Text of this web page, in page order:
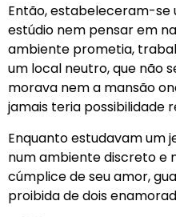
Então, estabeleceram-
estúdio nem pensar em
ambiente prometia,
um local neutro, que não
morava nem a mansão
jamais teria possibilidade
Enquanto estudavam um
num ambiente discreto e
cúmplice de seu amor,
proibida de dois